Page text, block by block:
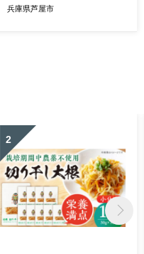
贈答用 ]
兵庫県芦屋市
2